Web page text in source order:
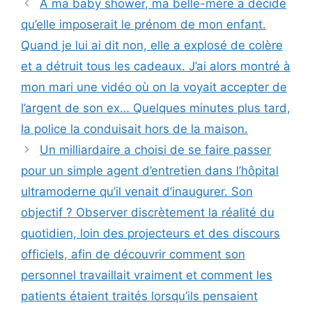
À ma baby shower, ma belle-mère a décidé
qu’elle imposerait le prénom de mon enfant.
Quand je lui ai dit non, elle a explosé de colère
et a détruit tous les cadeaux. J’ai alors montré à
mon mari une vidéo où on la voyait accepter de
l’argent de son ex… Quelques minutes plus tard,
la police la conduisait hors de la maison.
Un milliardaire a choisi de se faire passer
pour un simple agent d’entretien dans l’hôpital
ultramoderne qu’il venait d’inaugurer. Son
objectif ? Observer discrètement la réalité du
quotidien, loin des projecteurs et des discours
officiels, afin de découvrir comment son
personnel travaillait vraiment et comment les
patients étaient traités lorsqu’ils pensaient